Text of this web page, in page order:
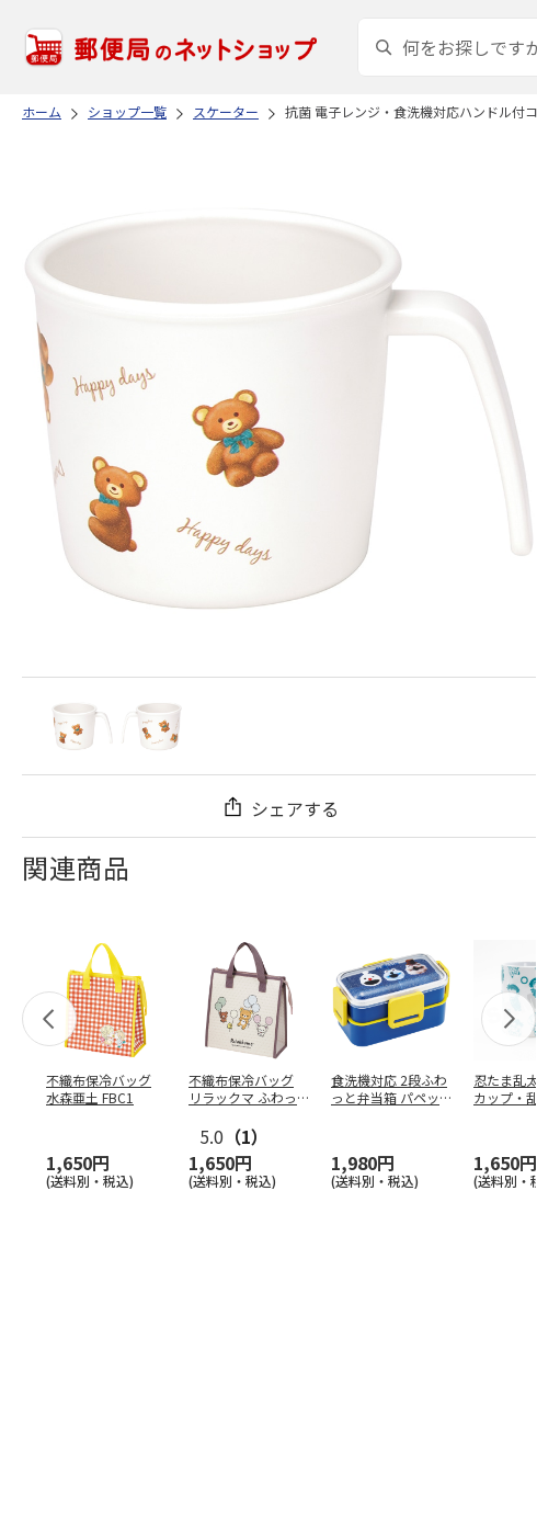
ホーム ショップ一覧 スケーター 抗菌 電子レンジ・食洗機対応ハンドル付
シェアする
関連商品
不織布保冷バッグ
水森亜土 FBC1
1,650円
(送料別・税込)
不織布保冷バッグ
リラックマ ふわっ
5.0 （1）
1,650円
(送料別・税込)
食洗機対応 2段ふわ
っと弁当箱 パペッ
1,980円
(送料別・税込)
忍たま乱
カップ・
1,650円
(送料別・